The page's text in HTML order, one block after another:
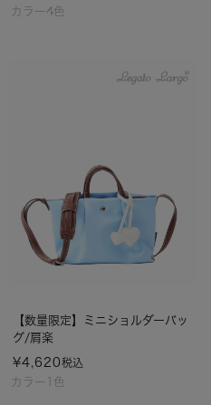
カラー4色
カラー1色
【数量限定】ミニショルダーバッ
グ/肩楽
¥4,620税込